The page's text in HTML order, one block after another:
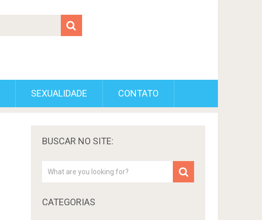
SEXUALIDADE CONTATO
BUSCAR NO SITE:
CATEGORIAS